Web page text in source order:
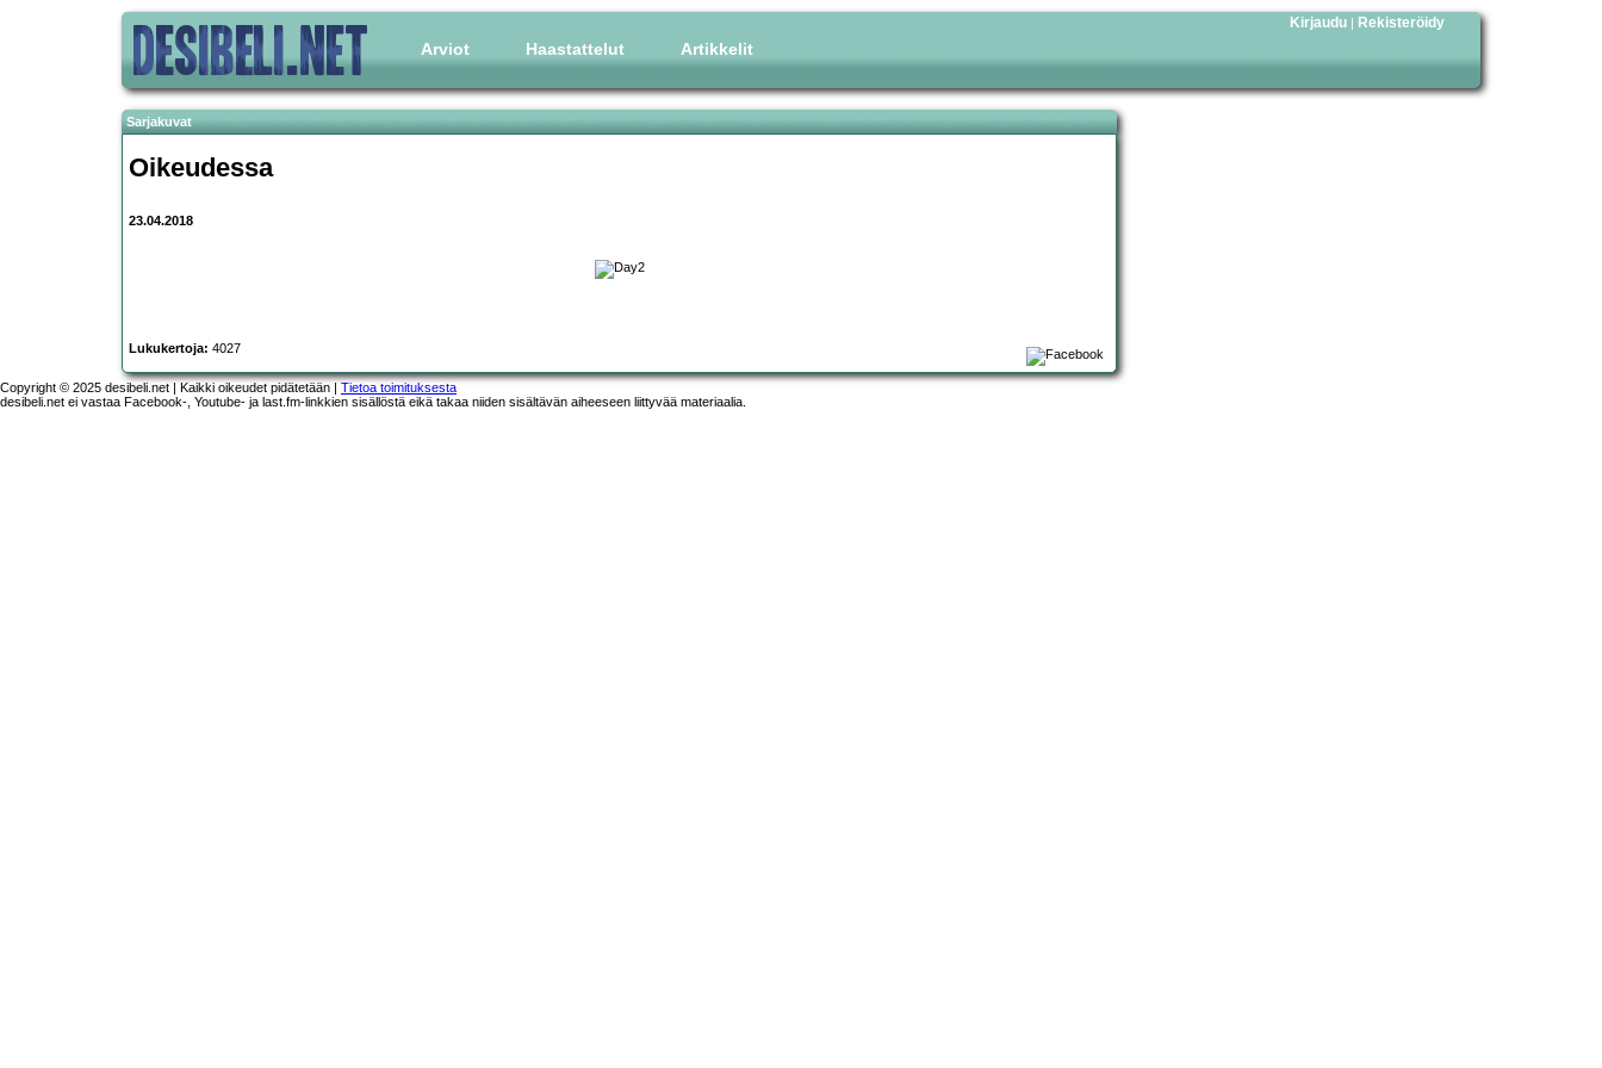
Arviot Haastattelut Artikkelit
Kirjaudu | Rekisteröidy
Sarjakuvat
Oikeudessa
23.04.2018
Lukukertoja: 4027
Copyright © 2025 desibeli.net | Kaikki oikeudet pidätetään | Tietoa toimituksesta
desibeli.net ei vastaa Facebook-, Youtube- ja last.fm-linkkien sisällöstä eikä takaa niiden sisältävän aiheeseen liittyvää materiaalia.